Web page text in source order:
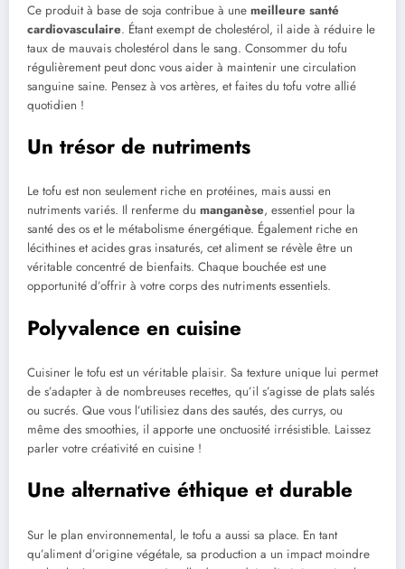
Ce produit à base de soja contribue à une meilleure santé
cardiovasculaire. Étant exempt de cholestérol, il aide à réduire le
taux de mauvais cholestérol dans le sang. Consommer du tofu
régulièrement peut donc vous aider à maintenir une circulation
sanguine saine. Pensez à vos artères, et faites du tofu votre allié
quotidien !
Un trésor de nutriments
Le tofu est non seulement riche en protéines, mais aussi en
nutriments variés. Il renferme du manganèse, essentiel pour la
santé des os et le métabolisme énergétique. Également riche en
lécithines et acides gras insaturés, cet aliment se révèle être un
véritable concentré de bienfaits. Chaque bouchée est une
opportunité d’offrir à votre corps des nutriments essentiels.
Polyvalence en cuisine
Cuisiner le tofu est un véritable plaisir. Sa texture unique lui permet
de s’adapter à de nombreuses recettes, qu’il s’agisse de plats salés
ou sucrés. Que vous l’utilisiez dans des sautés, des currys, ou
même des smoothies, il apporte une onctuosité irrésistible. Laissez
parler votre créativité en cuisine !
Une alternative éthique et durable
Sur le plan environnemental, le tofu a aussi sa place. En tant
qu’aliment d’origine végétale, sa production a un impact moindre